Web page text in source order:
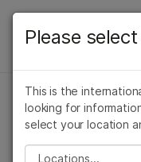
学习
概述
DNA测序
RNA测序
芯片
热门应用
多组学
问题
因美纳 5-
案
癌症研究
微生物学
农业基因组学
复杂疾病
Please
This is the
looking for
select your location
Please select a